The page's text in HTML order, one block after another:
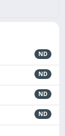
ND
ND
ND
ND